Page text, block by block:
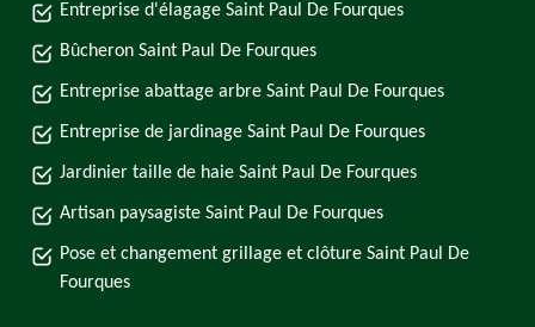
Entreprise d'élagage Saint Paul De Fourques
Bûcheron Saint Paul De Fourques
Entreprise abattage arbre Saint Paul De Fourques
Entreprise de jardinage Saint Paul De Fourques
Jardinier taille de haie Saint Paul De Fourques
Artisan paysagiste Saint Paul De Fourques
Pose et changement grillage et clôture Saint Paul De
Fourques